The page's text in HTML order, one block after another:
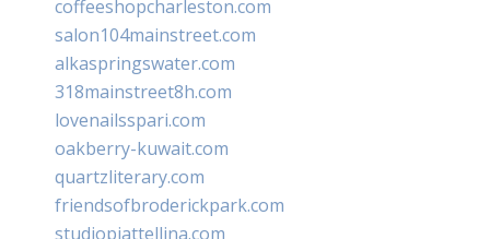
coffeeshopcharleston.com
salon104mainstreet.com
alkaspringswater.com
318mainstreet8h.com
lovenailsspari.com
oakberry-kuwait.com
quartzliterary.com
friendsofbroderickpark.com
studiopiattellina.com